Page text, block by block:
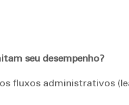
seu desempenho?
fluxos administrativos